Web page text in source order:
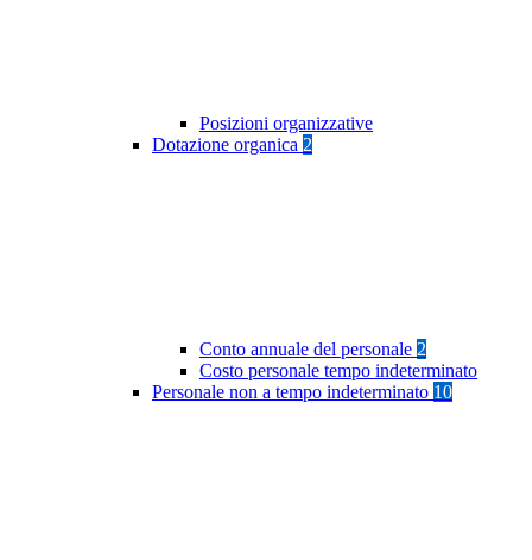
Posizioni organizzative
Dotazione organica 2
Conto annuale del personale 2
Costo personale tempo indeterminato
Personale non a tempo indeterminato 10